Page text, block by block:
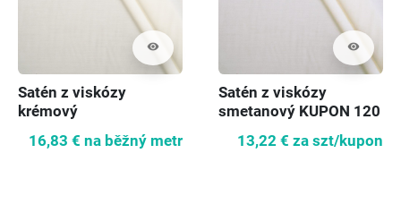
visibility
Satén z viskózy
krémový
16,83 € na běžný metr
visibility
Satén z viskózy
smetanový KUPON 120
13,22 € za szt/kupon